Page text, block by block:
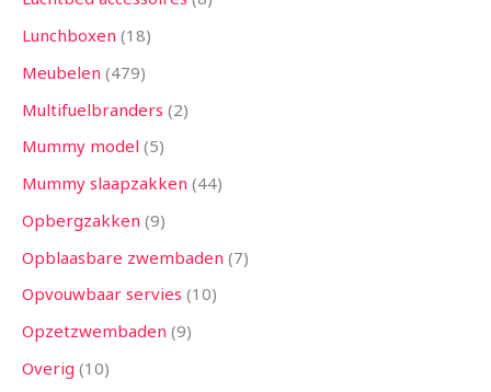
Lunchboxen 18
Meubelen 479
Multifuelbranders 2
Mummy model 5
Mummy slaapzakken 44
Opbergzakken 9
Opblaasbare zwembaden 7
Opvouwbaar servies 10
Opzetzwembaden 9
Overig 10